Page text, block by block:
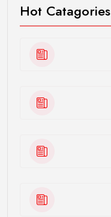
Hot Catagories